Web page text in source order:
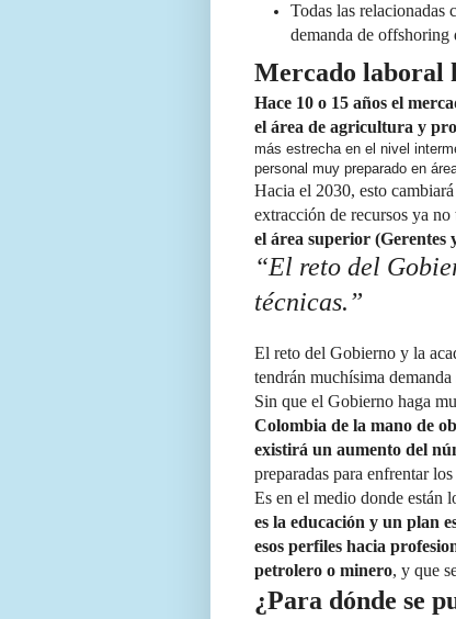
Todas las relacionadas
demanda de offshoring
Mercado laboral
Hace 10 o 15 años el
el área de agricultura y
más estrecha en el nivel
personal muy preparado en
Hacia el 2030, esto
extracción de recursos ya
el área superior (Gerentes
“El reto del
técnicas.”
El reto del Gobierno y la
tendrán muchísima
Sin que el Gobierno haga
Colombia de la mano de
existirá un aumento del
preparadas para enfrentar
Es en el medio donde están
es la educación y un plan
esos perfiles hacia
petrolero o minero, y que
¿Para dónde se